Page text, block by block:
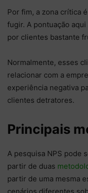
Por fim, a zona crítica
fugir. A pontuação
por clientes bastante
Normalmente, esses
relacionar com a
experiência negativa
clientes detratores.
Principais
A pesquisa NPS pode
partir de duas
partir de uma mesma